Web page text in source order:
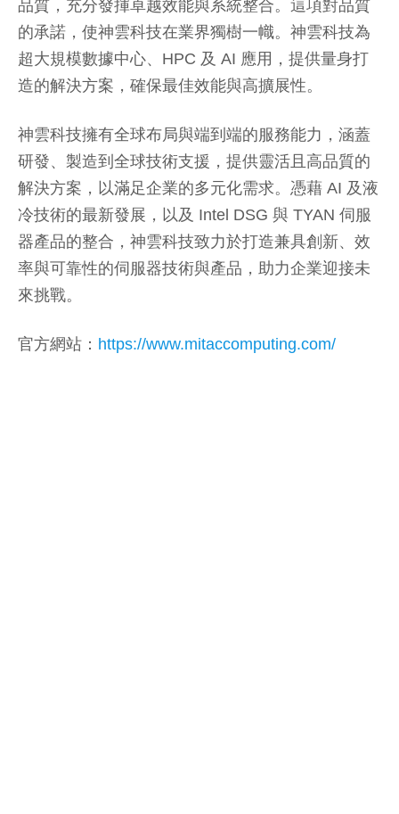
品質，充分發揮卓越效能與系統整合。這項對品質
的承諾，使神雲科技在業界獨樹一幟。神雲科技為
超大規模數據中心、HPC 及 AI 應用，提供量身打
造的解決方案，確保最佳效能與高擴展性。
神雲科技擁有全球布局與端到端的服務能力，涵蓋
研發、製造到全球技術支援，提供靈活且高品質的
解決方案，以滿足企業的多元化需求。憑藉 AI 及液
冷技術的最新發展，以及 Intel DSG 與 TYAN 伺服
器產品的整合，神雲科技致力於打造兼具創新、效
率與可靠性的伺服器技術與產品，助力企業迎接未
來挑戰。
官方網站： https://www.mitaccomputing.com/